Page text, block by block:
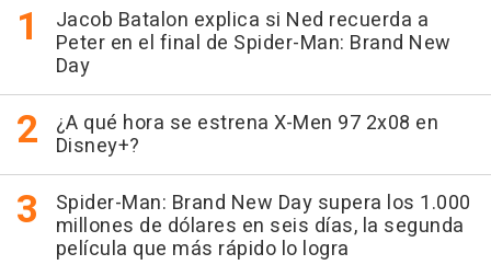
Jacob Batalon explica si Ned recuerda a
Peter en el final de Spider-Man: Brand New
Day
¿A qué hora se estrena X-Men 97 2x08 en
Disney+?
Spider-Man: Brand New Day supera los 1.000
millones de dólares en seis días, la segunda
película que más rápido lo logra